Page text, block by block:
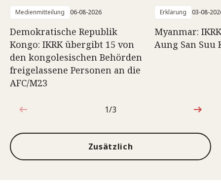
Medienmitteilung 06-08-2026
Demokratische Republik
Kongo: IKRK übergibt 15 von
den kongolesischen Behörden
freigelassene Personen an die
AFC/M23
Erklärung 03-08-
Myanmar:
Aung San Suu
1von3
1/3
Zusätzlich